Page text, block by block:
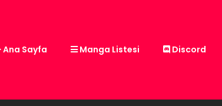
Ana Sayfa Manga Listesi Discord